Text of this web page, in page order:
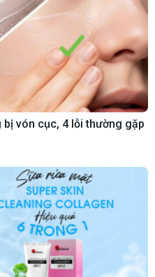
vón cục, 4 lỗi thường gặp